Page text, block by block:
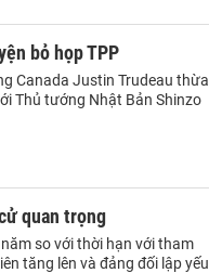
bỏ họp TPP
Canada Justin Trudeau thừa
Thủ tướng Nhật Bản Shinzo
quan trọng
so với thời hạn với tham
tăng lên và đảng đối lập yếu